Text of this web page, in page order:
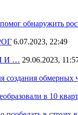
обнаружить
6.07.2023, 22:49
И … 29.06.2023,
создания обмерных
в 10